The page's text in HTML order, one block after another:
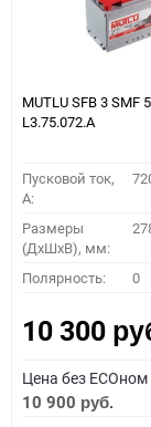
MUTLU SFB 3 SMF
L3.75.072.A
Пусковой ток,
A:
Размеры
(ДхШхВ), мм:
Полярность: 0
10 300
Цена без
10 900 руб.